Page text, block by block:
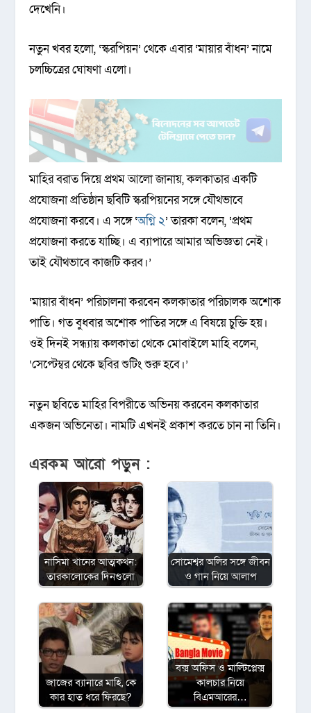
দেখেনি।
নতুন খবর হলো, ‘স্করপিয়ন’ থেকে এবার ‘মায়ার বাঁধন’ নামে
চলচ্চিত্রের ঘোষণা এলো।
মাহির বরাত দিয়ে প্রথম আলো জানায়, কলকাতার একটি
প্রযোজনা প্রতিষ্ঠান ছবিটি স্করপিয়নের সঙ্গে যৌথভাবে
প্রযোজনা করবে। এ সঙ্গে ‘অগ্নি ২’ তারকা বলেন, ‘প্রথম
প্রযোজনা করতে যাচ্ছি। এ ব্যাপারে আমার অভিজ্ঞতা নেই।
তাই যৌথভাবে কাজটি করব।’
‘মায়ার বাঁধন’ পরিচালনা করবেন কলকাতার পরিচালক অশোক
পাতি। গত বুধবার অশোক পাতির সঙ্গে এ বিষয়ে চুক্তি হয়।
ওই দিনই সন্ধ্যায় কলকাতা থেকে মোবাইলে মাহি বলেন,
‘সেপ্টেম্বর থেকে ছবির শুটিং শুরু হবে।’
নতুন ছবিতে মাহির বিপরীতে অভিনয় করবেন কলকাতার
একজন অভিনেতা। নামটি এখনই প্রকাশ করতে চান না তিনি।
এরকম আরো পড়ুন :
নাসিমা খানের আত্মকথন:
তারকালোকের দিনগুলো
সোমেশ্বর অলির সঙ্গে জীবন
ও গান নিয়ে আলাপ
জাজের ব্যানারে মাহি, কে
কার হাত ধরে ফিরছে?
বক্স অফিস ও মাল্টিপ্লেক্স
কালচার নিয়ে
বিএমআরের…